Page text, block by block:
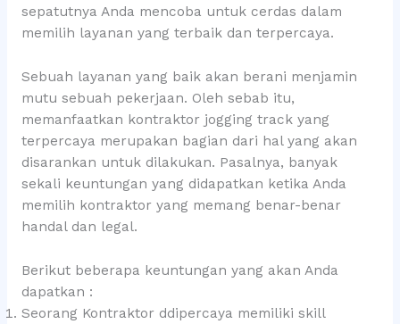
sepatutnya Anda mencoba untuk cerdas dalam
memilih layanan yang terbaik dan terpercaya.
Sebuah layanan yang baik akan berani menjamin
mutu sebuah pekerjaan. Oleh sebab itu,
memanfaatkan kontraktor jogging track yang
terpercaya merupakan bagian dari hal yang akan
disarankan untuk dilakukan. Pasalnya, banyak
sekali keuntungan yang didapatkan ketika Anda
memilih kontraktor yang memang benar-benar
handal dan legal.
Berikut beberapa keuntungan yang akan Anda
dapatkan :
Seorang Kontraktor ddipercaya memiliki skill